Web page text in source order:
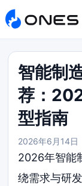
智能制
荐：
型指南
2026年6月14日
2026年智能
绕需求与研